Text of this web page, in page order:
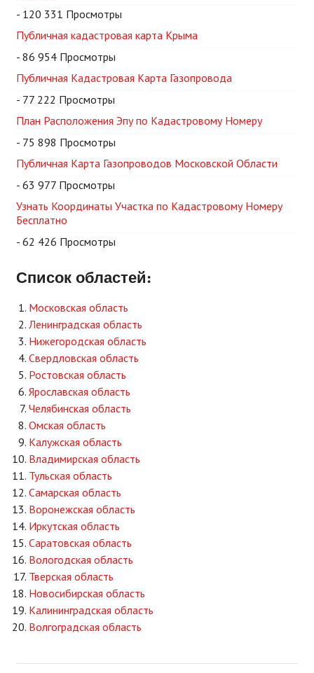
- 120 331 Просмотры
Публичная кадастровая карта Крыма
- 86 954 Просмотры
Публичная Кадастровая Карта Газопровода
- 77 222 Просмотры
План Расположения Эпу по Кадастровому Номеру
- 75 898 Просмотры
Публичная Карта Газопроводов Московской Области
- 63 977 Просмотры
Узнать Координаты Участка по Кадастровому Номеру
Бесплатно
- 62 426 Просмотры
Список областей:
Московская область
Ленинградская область
Нижегородская область
Свердловская область
Ростовская область
Ярославская область
Челябинская область
Омская область
Калужская область
Владимирская область
Тульская область
Самарская область
Воронежская область
Иркутская область
Саратовская область
Вологодская область
Тверская область
Новосибирская область
Калининградская область
Волгоградская область